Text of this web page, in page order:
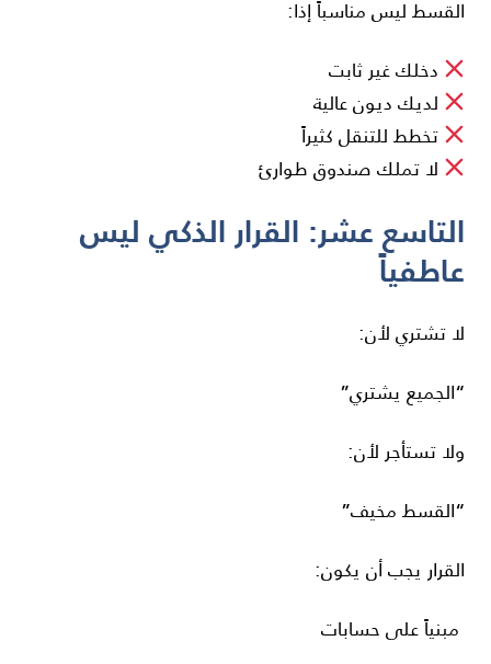
القسط ليس مناسباً إذا:
دخلك غير ثابت
لديك ديون عالية
تخطط للتنقل كثيراً
لا تملك صندوق طوارئ
التاسع عشر: القرار الذكي ليس
عاطفياً
لا تشتري لأن:
“الجميع يشتري”
ولا تستأجر لأن:
“القسط مخيف”
القرار يجب أن يكون:
مبنياً على حسابات